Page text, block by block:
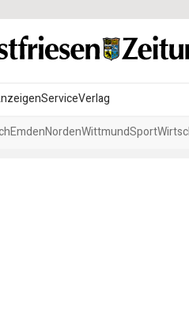
ServiceVerlag
EmdenNordenWittmundSport